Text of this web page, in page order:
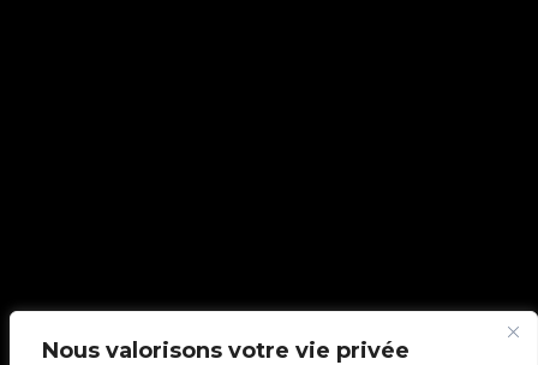
Nous valorisons votre vie privée